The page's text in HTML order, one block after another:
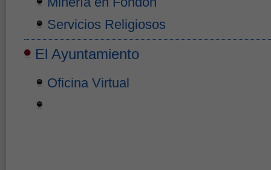
Servicios Religiosos
El Ayuntamiento
Oficina Virtual